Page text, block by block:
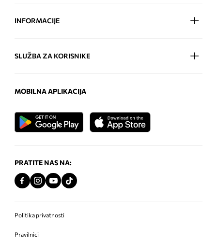
INFORMACIJE
SLUŽBA ZA KORISNIKE
MOBILNA APLIKACIJA
PRATITE NAS NA:
Politika privatnosti
Pravilnici